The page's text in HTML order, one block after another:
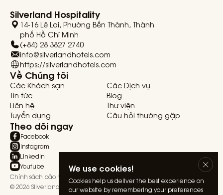
We use cookies!
Cookies help us deliver the best experience on
our website by remembering your preferences
Silverland Hospitality
14-16 Lê Lai, Phường Bến Thành, Thành
phố Hồ Chí Minh
(+84) 28 3827 2740
info@silverlandhotels.com
https://silverlandhotels.com
Về Chúng tôi
Các Khách sạn
Các Dịch vụ
Tin tức
Blog
Liên hệ
Thư viện
Tuyển dụng
Câu hỏi thường gặp
Theo dõi ngay
Facebook
Instagram
Linkedin
Youtube
Chính sách bảo mật
Điều khoản & Điều kiện
© 2026 Silverland Hospitality. All rights reserved.